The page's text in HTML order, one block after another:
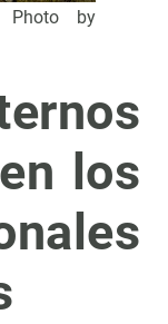
Photo by
los